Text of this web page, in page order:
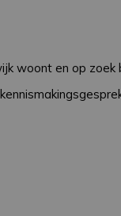
woont en op